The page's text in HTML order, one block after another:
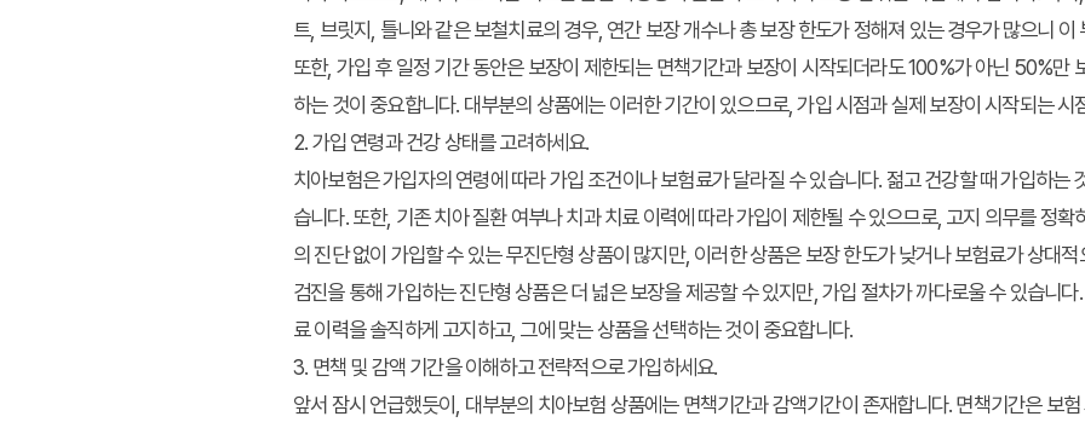
트, 브릿지, 틀니와 같은 보철치료의 경우, 연간 보장 개수나 총 보장 한도가 정해져 있는 경우가 많으니
또한, 가입 후 일정 기간 동안은 보장이 제한되는 면책기간과 보장이 시작되더라도 100%가 아닌 50%만
하는 것이 중요합니다. 대부분의 상품에는 이러한 기간이 있으므로, 가입 시점과 실제 보장이 시작되는 시
2. 가입 연령과 건강 상태를 고려하세요.
치아보험은 가입자의 연령에 따라 가입 조건이나 보험료가 달라질 수 있습니다. 젊고 건강할 때 가입하는
습니다. 또한, 기존 치아 질환 여부나 치과 치료 이력에 따라 가입이 제한될 수 있으므로, 고지 의무를 정
의 진단 없이 가입할 수 있는 무진단형 상품이 많지만, 이러한 상품은 보장 한도가 낮거나 보험료가 상대
검진을 통해 가입하는 진단형 상품은 더 넓은 보장을 제공할 수 있지만, 가입 절차가 까다로울 수 있습니
료 이력을 솔직하게 고지하고, 그에 맞는 상품을 선택하는 것이 중요합니다.
3. 면책 및 감액 기간을 이해하고 전략적으로 가입하세요.
앞서 잠시 언급했듯이, 대부분의 치아보험 상품에는 면책기간과 감액기간이 존재합니다. 면책기간은 보